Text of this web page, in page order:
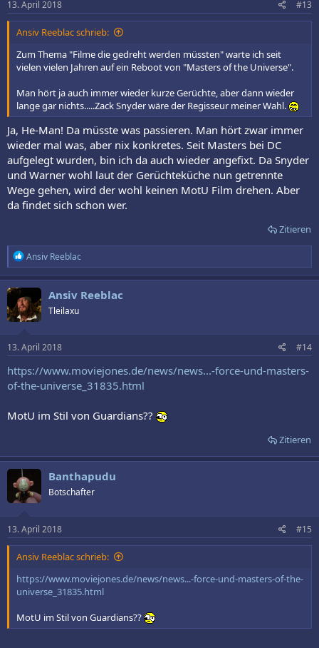
13. April 2018 #13
Ansiv Reeblac schrieb:
Zum Thema "Filme die gedreht werden müssten" warte ich seit
vielen vielen Jahren auf ein Reboot von "Masters of the Universe".
Man hört ja auch immer wieder kurze Gerüchte, aber dann wieder
lange gar nichts.....Zack Snyder wäre der Regisseur meiner Wahl.
Ja, He-Man! Da müsste was passieren. Man hört zwar immer
wieder mal was, aber nix konkretes. Seit Masters bei DC
aufgelegt wurden, bin ich da auch wieder angefixt. Da Snyder
und Warner wohl laut der Gerüchteküche nun getrennte
Wege gehen, wird der wohl keinen MotU Film drehen. Aber
da findet sich schon wer.
Zitieren
R
e
a
k
t
i
o
e
n
:
Ansiv Reeblac
Ansiv Reeblac
Tleilaxu
13. April 2018 #14
https://www.moviejones.de/news/news...-force-und-masters-
of-the-universe_31835.html
MotU im Stil von Guardians??
Zitieren
Banthapudu
Botschafter
13. April 2018 #15
Ansiv Reeblac schrieb:
https://www.moviejones.de/news/news...-force-und-masters-of-the-
universe_31835.html
MotU im Stil von Guardians??